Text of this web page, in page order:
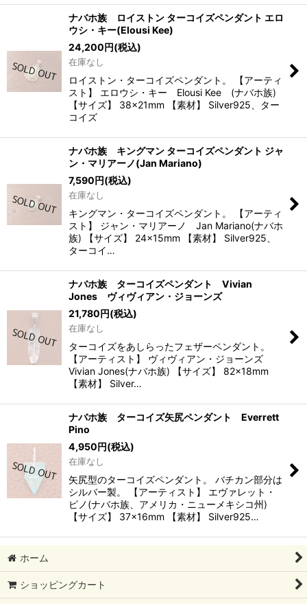
ナバホ族 ロイストン ターコイズペンダント エロ
ウシ・キー(Elousi Kee)
24,200円(税込)
在庫なし
ロイストン・ターコイズペンダント。 【アーティ
スト】 エロウシ・キー Elousi Kee (ナバホ族)
【サイズ】 38×21mm 【素材】 Silver925、ター
コイズ
ナバホ族 キングマン ターコイズペンダント ジャ
ン・マリアーノ(Jan Mariano)
7,590円(税込)
在庫なし
キングマン・ターコイズペンダント。 【アーティ
スト】 ジャン・マリアーノ Jan Mariano(ナバホ
族) 【サイズ】 24×15mm 【素材】 Silver925、
ターコイ…
ナバホ族 ターコイズペンダント Vivian
Jones ヴィヴィアン・ジョーンズ
21,780円(税込)
在庫なし
ターコイズをあしらったフェザーペンダント。
【アーティスト】 ヴィヴィアン・ジョーンズ
Vivian Jones(ナバホ族) 【サイズ】 82×18mm
【素材】 Silver…
ナバホ族 ターコイズ矢尻ペンダント Everrett
Pino
4,950円(税込)
在庫なし
矢尻型のターコイズペンダント。 バチカン部分は
シルバー製。 【アーティスト】 エヴァレット・
ピノ(ナバホ族、アメリカ・ニューメキシコ州)
【サイズ】 37×16mm 【素材】 Silver925…
ホーム
ショッピングカート